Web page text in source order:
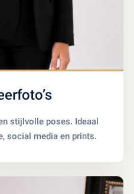
stijlvolle poses. Ideaal
social media en prints.